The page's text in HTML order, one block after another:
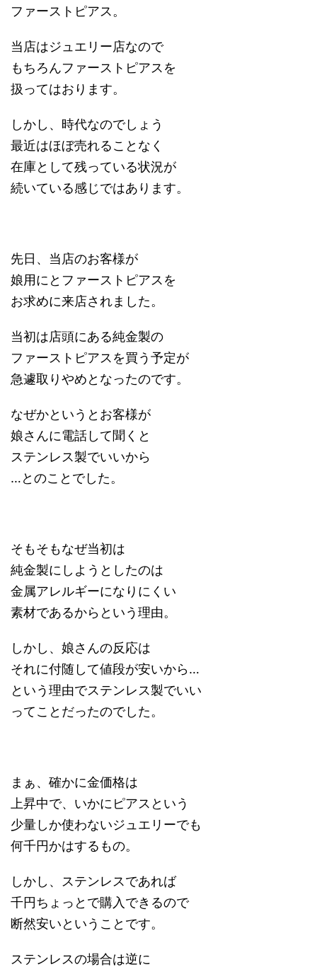
ファーストピアス。
当店はジュエリー店なので
もちろんファーストピアスを
扱ってはおります。
しかし、時代なのでしょう
最近はほぼ売れることなく
在庫として残っている状況が
続いている感じではあります。
先日、当店のお客様が
娘用にとファーストピアスを
お求めに来店されました。
当初は店頭にある純金製の
ファーストピアスを買う予定が
急遽取りやめとなったのです。
なぜかというとお客様が
娘さんに電話して聞くと
ステンレス製でいいから
…とのことでした。
そもそもなぜ当初は
純金製にしようとしたのは
金属アレルギーになりにくい
素材であるからという理由。
しかし、娘さんの反応は
それに付随して値段が安いから…
という理由でステンレス製でいい
ってことだったのでした。
まぁ、確かに金価格は
上昇中で、いかにピアスという
少量しか使わないジュエリーでも
何千円かはするもの。
しかし、ステンレスであれば
千円ちょっとで購入できるので
断然安いということです。
ステンレスの場合は逆に